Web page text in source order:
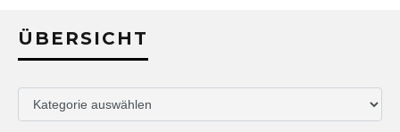
ÜBERSICHT
Übersicht